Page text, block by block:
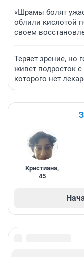
«Шрамы болят
облили кислотой
своем
Теряет зрение, но
живет подросток
которого нет
Кристиана,
45